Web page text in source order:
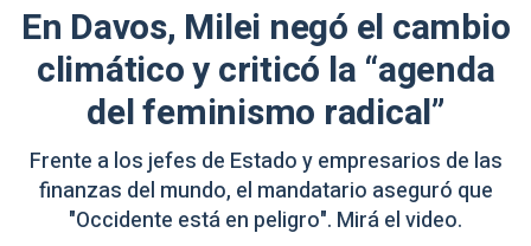
En Davos, Milei negó el cambio
climático y criticó la “agenda
del feminismo radical”
Frente a los jefes de Estado y empresarios de las
finanzas del mundo, el mandatario aseguró que
"Occidente está en peligro". Mirá el video.